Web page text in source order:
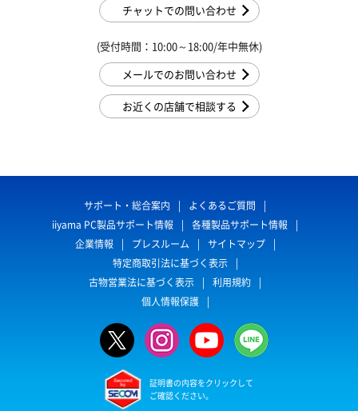
チャットでの問い合わせ
(受付時間：10:00～18:00/年中無休)
メールでのお問い合わせ
お近くの店舗で相談する
サポート・総合案内
よくあるご質問
iiyama PC製品サポート情報
各種製品サポート情報
企業情報
プレスルーム
サイトマップ
特定商取引法に基づく表示
古物営業法に基づく表示
利用規約
個人情報保護
証明書の内容をクリックして
ご確認ください。